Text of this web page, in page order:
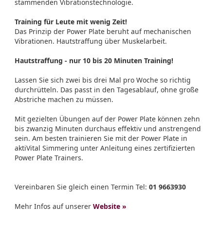
stammenden Vibrationstechnologie.
Training für Leute mit wenig Zeit!
Das Prinzip der Power Plate beruht auf mechanischen
Vibrationen. Hautstraffung über Muskelarbeit.
Hautstraffung - nur 10 bis 20 Minuten Training!
Lassen Sie sich zwei bis drei Mal pro Woche so richtig
durchrütteln. Das passt in den Tagesablauf, ohne große
Abstriche machen zu müssen.
Mit gezielten Übungen auf der Power Plate können zehn
bis zwanzig Minuten durchaus effektiv und anstrengend
sein. Am besten trainieren Sie mit der Power Plate in
aktiVital Simmering unter Anleitung eines zertifizierten
Power Plate Trainers.
Vereinbaren Sie gleich einen Termin Tel: 01 9663930
Mehr Infos auf unserer Website »